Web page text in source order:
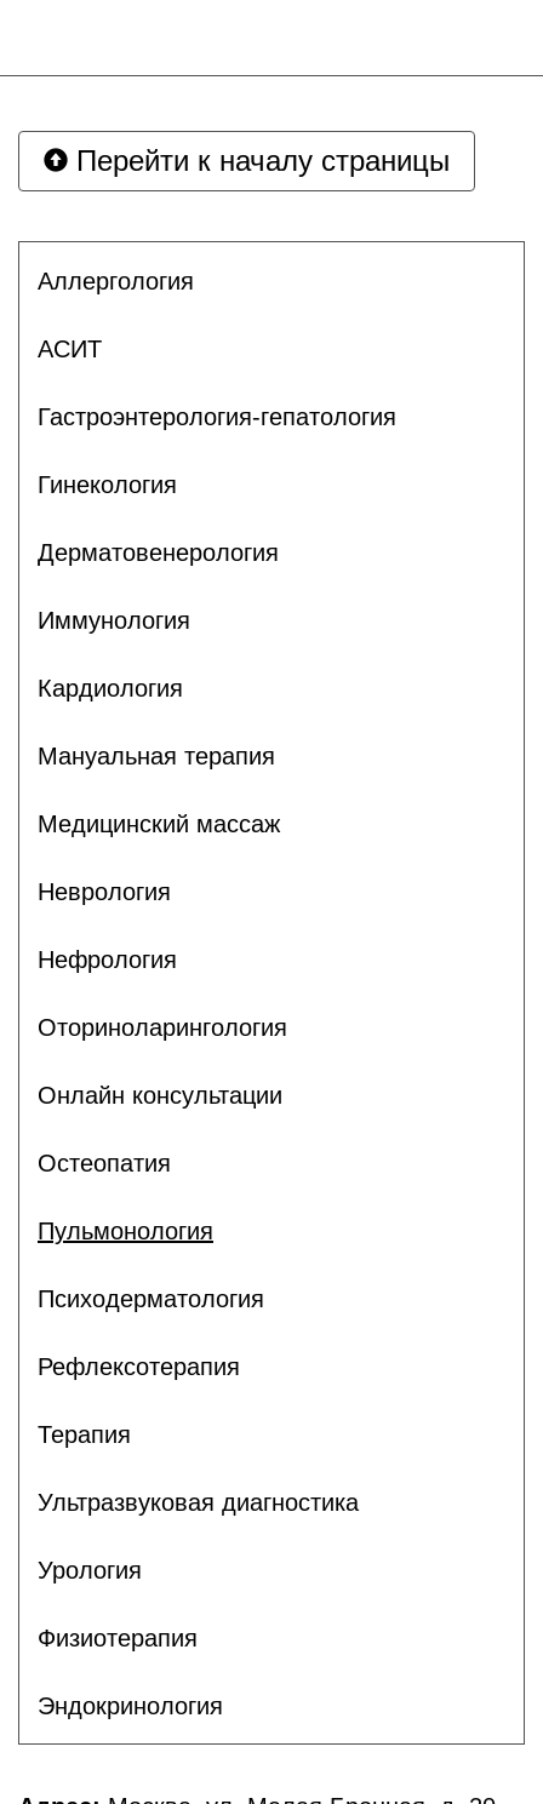
Перейти к началу страницы
Аллергология
АСИТ
Гастроэнтерология-гепатология
Гинекология
Дерматовенерология
Иммунология
Кардиология
Мануальная терапия
Медицинский массаж
Неврология
Нефрология
Оториноларингология
Онлайн консультации
Остеопатия
Пульмонология
Психодерматология
Рефлексотерапия
Терапия
Ультразвуковая диагностика
Урология
Физиотерапия
Эндокринология